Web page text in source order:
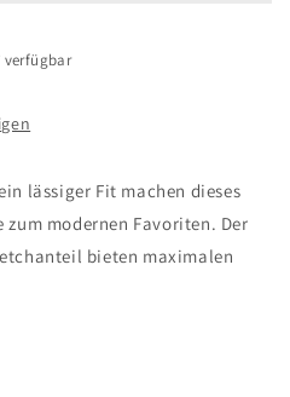
verfügbar
lässiger Fit machen dieses
modernen Favoriten. Der
bieten maximalen